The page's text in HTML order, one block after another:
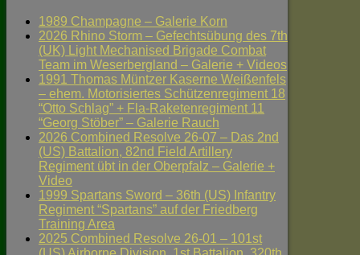
1989 Champagne – Galerie Korn
2026 Rhino Storm – Gefechtsübung des 7th
(UK) Light Mechanised Brigade Combat
Team im Weserbergland – Galerie + Videos
1991 Thomas Müntzer Kaserne Weißenfels
– ehem. Motorisiertes Schützenregiment 18
“Otto Schlag” + Fla-Raketenregiment 11
“Georg Stöber” – Galerie Rauch
2026 Combined Resolve 26-07 – Das 2nd
(US) Battalion, 82nd Field Artillery
Regiment übt in der Oberpfalz – Galerie +
Video
1999 Spartans Sword – 36th (US) Infantry
Regiment “Spartans” auf der Friedberg
Training Area
2025 Combined Resolve 26-01 – 101st